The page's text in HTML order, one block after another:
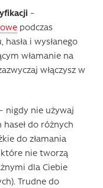
–
podczas
i wysłanego
włamanie na
włączysz w
– nigdy nie używaj
do różnych
do złamania
które nie tworzą
dla Ciebie
Trudne do